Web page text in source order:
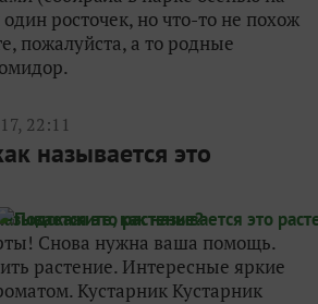
росточек, но что-то не похож
пожалуйста, а то родные
22:11
называется это
Снова нужна ваша помощь.
растение. Интересные яркие
Кустарник Кустарник